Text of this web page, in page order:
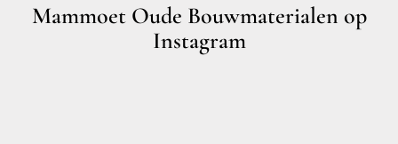
Mammoet Oude Bouwmaterialen op
Instagram